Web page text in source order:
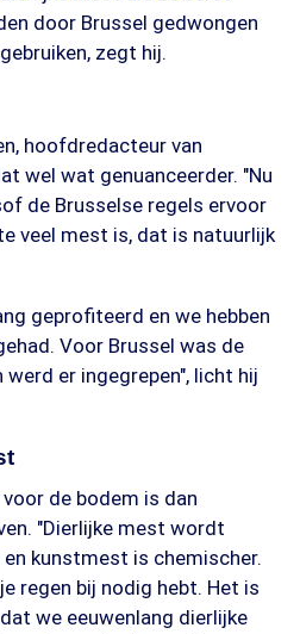
door Brussel gedwongen
zegt hij.
hoofdredacteur van
wel wat genuanceerder. "Nu
de Brusselse regels ervoor
veel mest is, dat is natuurlijk
geprofiteerd en we hebben
Voor Brussel was de
er ingegrepen", licht hij
de bodem is dan
"Dierlijke mest wordt
kunstmest is chemischer.
regen bij nodig hebt. Het is
we eeuwenlang dierlijke